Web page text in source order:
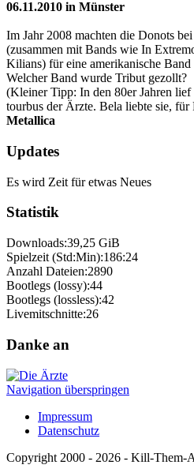
06.11.2010 in Münster
Im Jahr 2008 machten die Donots
(zusammen mit Bands wie In
Kilians) für eine amerikanische Band
Welcher Band wurde Tribut gezollt?
(Kleiner Tipp: In den 80er Jahren
tourbus der Ärzte. Bela liebte sie,
Metallica
Updates
Es wird Zeit für etwas Neues
Statistik
Downloads:39,25 GiB
Spielzeit (Std:Min):186:24
Anzahl Dateien:2890
Bootlegs (lossy):44
Bootlegs (lossless):42
Livemitschnitte:26
Danke an
Navigation überspringen
Impressum
Datenschutz
Copyright 2000 - 2026 - Kill-Them-